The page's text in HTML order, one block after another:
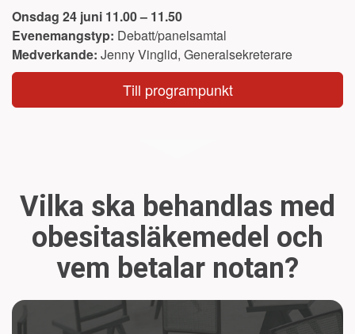
Onsdag 24 juni 11.00 – 11.50
Evenemangstyp: Debatt/panelsamtal
Medverkande: Jenny Vinglid, Generalsekreterare
Till programpunkt
Vilka ska behandlas med
obesitasläkemedel och
vem betalar notan?